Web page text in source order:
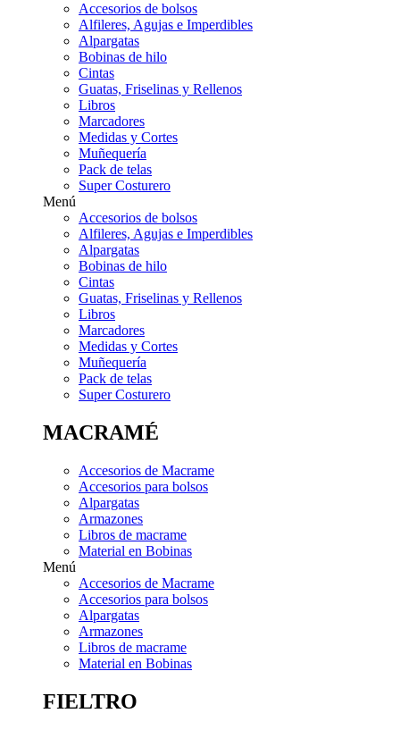
Accesorios de bolsos
Alfileres, Agujas e Imperdibles
Alpargatas
Bobinas de hilo
Cintas
Guatas, Friselinas y Rellenos
Libros
Marcadores
Medidas y Cortes
Muñequería
Pack de telas
Super Costurero
Menú
Accesorios de bolsos
Alfileres, Agujas e Imperdibles
Alpargatas
Bobinas de hilo
Cintas
Guatas, Friselinas y Rellenos
Libros
Marcadores
Medidas y Cortes
Muñequería
Pack de telas
Super Costurero
MACRAMÉ
Accesorios de Macrame
Accesorios para bolsos
Alpargatas
Armazones
Libros de macrame
Material en Bobinas
Menú
Accesorios de Macrame
Accesorios para bolsos
Alpargatas
Armazones
Libros de macrame
Material en Bobinas
FIELTRO